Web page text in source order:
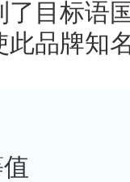
了目标语
此品牌知